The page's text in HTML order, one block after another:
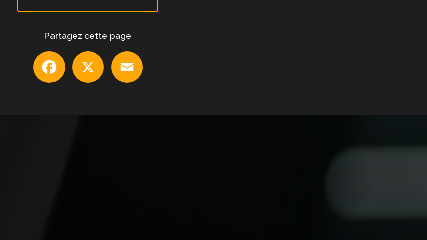
Partagez cette page
Facebook